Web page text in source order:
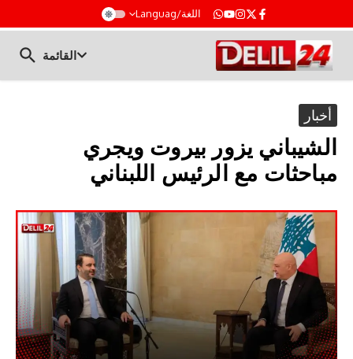
اللغة/Languag
القائمة
أخبار
الشيباني يزور بيروت ويجري
مباحثات مع الرئيس اللبناني